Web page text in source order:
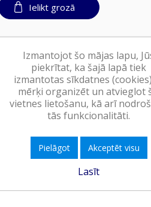
Ielikt grozā
ALKOHOLISKO DZĒRIENU
bet nobeigumā ar viegli
Izmantojot šo mājas lapu,
piekrītat, ka šajā lapā tiek
izmantotas sīkdatnes
mērķi organizēt un atvieglot
vietnes lietošanu, kā arī
tās funkcionalitāti.
Pielāgot Akceptēt visu
Lasīt